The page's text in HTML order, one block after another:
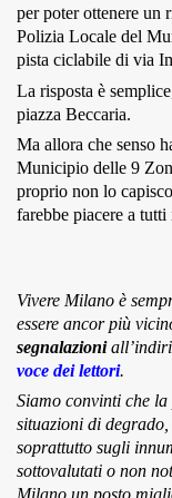
Inviateci le vostre
Iscriviti alla
Fondato e diretto da
Bernardis
Informativa sulla
per poter ottenere un
Polizia Locale del
pista ciclabile di via
La risposta è
piazza Beccaria.
Ma allora che senso
Municipio delle 9
proprio non lo
farebbe piacere a
Vivere Milano è
essere ancor più
segnalazioni
voce dei lettori.
Siamo convinti che
situazioni di
soprattutto sugli
sottovalutati o non